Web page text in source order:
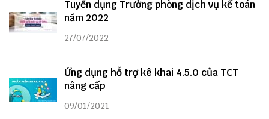
Tuyển dụng Trưởng phòng dịch vụ kế toán
năm 2022
27/07/2022
Ứng dụng hỗ trợ kê khai 4.5.0 của TCT
nâng cấp
09/01/2021